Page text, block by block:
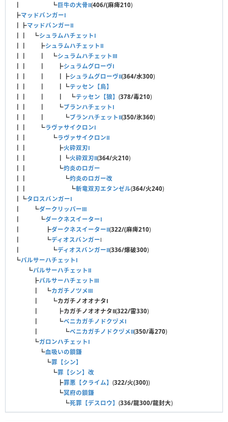
┃ ┗巨牛の大骨Ⅱ(406/(麻痺210)
┣マッドバンガーⅠ
┃┣マッドバンガーⅡ
┃┃ ┗シュラムハチェットⅠ
┃┃ ┣シュラムハチェットⅡ
┃┃ ┃ ┗シュラムハチェットⅢ
┃┃ ┃ ┣シュラムグローヴⅠ
┃┃ ┃ ┃┣シュラムグローヴⅡ(364/水300)
┃┃ ┃ ┃┗テッセン【烏】
┃┃ ┃ ┃ ┗テッセン【狼】 (378/毒210)
┃┃ ┃ ┗ブランハチェットⅠ
┃┃ ┃ ┗ブランハチェットⅡ(350/氷360)
┃┃ ┗ラヴァサイクロンⅠ
┃┃ ┗ラヴァサイクロンⅡ
┃┃ ┣火砕双刃Ⅰ
┃┃ ┃┗火砕双刃Ⅱ(364/火210)
┃┃ ┗灼炎のロガー
┃┃ ┗灼炎のロガー改
┃┃ ┗斬竜双刃エタンゼル(364/火240)
┃┗タロスバンガーⅠ
┃ ┗ダークリッパーⅢ
┃ ┗ダークネスイーターⅠ
┃ ┣ダークネスイーターⅡ(322/(麻痺210)
┃ ┗ディオスバンガーⅠ
┃ ┗ディオスバンガーⅡ(336/爆破300)
┗パルサーハチェットⅠ
┗パルサーハチェットⅡ
┣パルサーハチェットⅢ
┃ ┗カガチノツメⅢ
┃ ┗カガチノオオナタⅠ
┃ ┣カガチノオオナタⅡ(322/雷330)
┃ ┗ベニカガチノドクヅメⅠ
┃ ┗ベニカガチノドクヅメⅡ(350/毒270)
┗ガロンハチェットⅠ
┗血吸いの鎖鎌
┗罪【シン】
┗罪【シン】改
┣罪悪【クライム】 (322/火(300))
┗冥府の鎖鎌
┗死罪【デスロウ】 (336/龍300/龍封大)